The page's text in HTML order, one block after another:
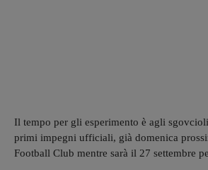
Il tempo per gli esperimento è agli
primi impegni ufficiali, già domenica
Football Club mentre sarà il 27 settembre